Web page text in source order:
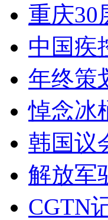
重庆
中国疾
年终策
悼念冰
韩国议
解放军
CGTN